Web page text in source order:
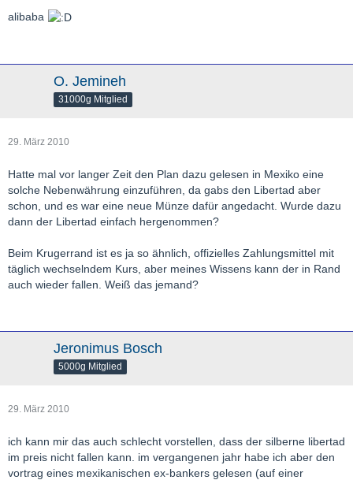
alibaba
O. Jemineh
31000g Mitglied
29. März 2010
Hatte mal vor langer Zeit den Plan dazu gelesen in Mexiko eine
solche Nebenwährung einzuführen, da gabs den Libertad aber
schon, und es war eine neue Münze dafür angedacht. Wurde dazu
dann der Libertad einfach hergenommen?
Beim Krugerrand ist es ja so ähnlich, offizielles Zahlungsmittel mit
täglich wechselndem Kurs, aber meines Wissens kann der in Rand
auch wieder fallen. Weiß das jemand?
Jeronimus Bosch
5000g Mitglied
29. März 2010
ich kann mir das auch schlecht vorstellen, dass der silberne libertad
im preis nicht fallen kann. im vergangenen jahr habe ich aber den
vortrag eines mexikanischen ex-bankers gelesen (auf einer